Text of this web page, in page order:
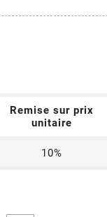
Remise sur prix
unitaire
10%